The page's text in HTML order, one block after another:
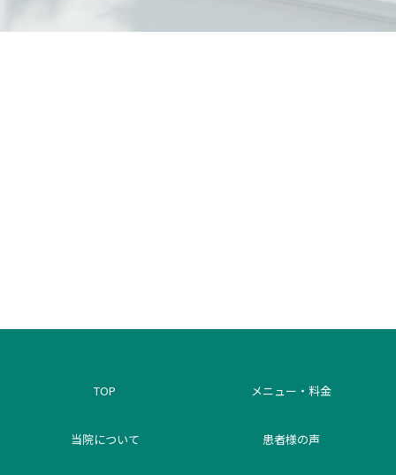
TOP メニュー・料金
当院について 患者様の声